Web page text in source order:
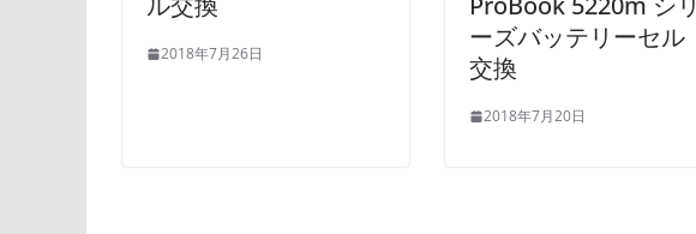
2018年7月26日
ーズバッテリーセル
交換
2018年7月20日